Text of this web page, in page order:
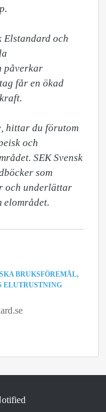
Elstandard och
påverkar
får en ökad
hittar du förutom
och
SEK Svensk
som
och underlättar
elområdet.
BRUKSFÖREMÅL,
ELUTRUSTNING